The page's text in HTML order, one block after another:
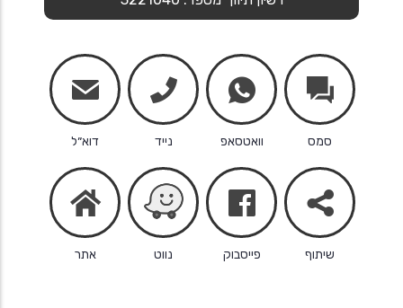
chats
whatsapp
phone
mail
סמס וואטסאפ נייד דוא״ל
share
facebook
home
שיתוף פייסבוק נווט אתר